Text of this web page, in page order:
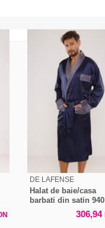
DE LAFENSE
Halat de baie/casa
barbati din satin 940
306,94